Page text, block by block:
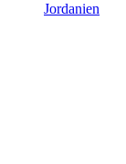
Jordanien